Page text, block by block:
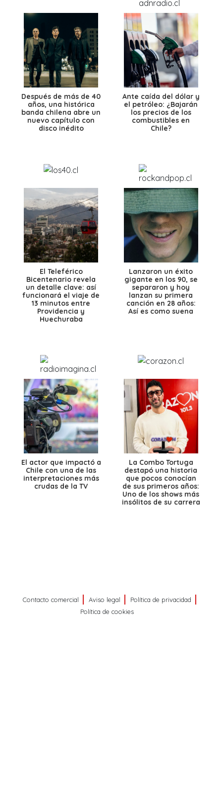
Después de más de 40
años, una histórica
banda chilena abre un
nuevo capítulo con
disco inédito
Ante caída del dólar y
el petróleo: ¿Bajarán
los precios de los
combustibles en
Chile?
El Teleférico
Bicentenario revela
un detalle clave: así
funcionará el viaje de
13 minutos entre
Providencia y
Huechuraba
Lanzaron un éxito
gigante en los 90, se
separaron y hoy
lanzan su primera
canción en 28 años:
Así es como suena
El actor que impactó a
Chile con una de las
interpretaciones más
crudas de la TV
La Combo Tortuga
destapó una historia
que pocos conocían
de sus primeros años:
Uno de los shows más
insólitos de su carrera
Contacto comercial Aviso legal
Política de privacidad
Política de cookies